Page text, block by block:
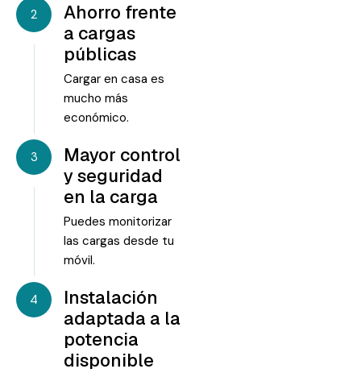
2
Ahorro frente
a cargas
públicas
Cargar en casa es
mucho más
económico.
3
Mayor control
y seguridad
en la carga
Puedes monitorizar
las cargas desde tu
móvil.
4
Instalación
adaptada a la
potencia
disponible